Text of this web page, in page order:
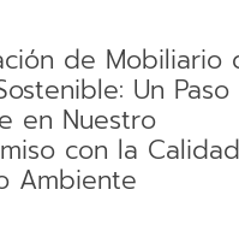
de Mobiliario
Un Paso
en Nuestro
con la
Ambiente